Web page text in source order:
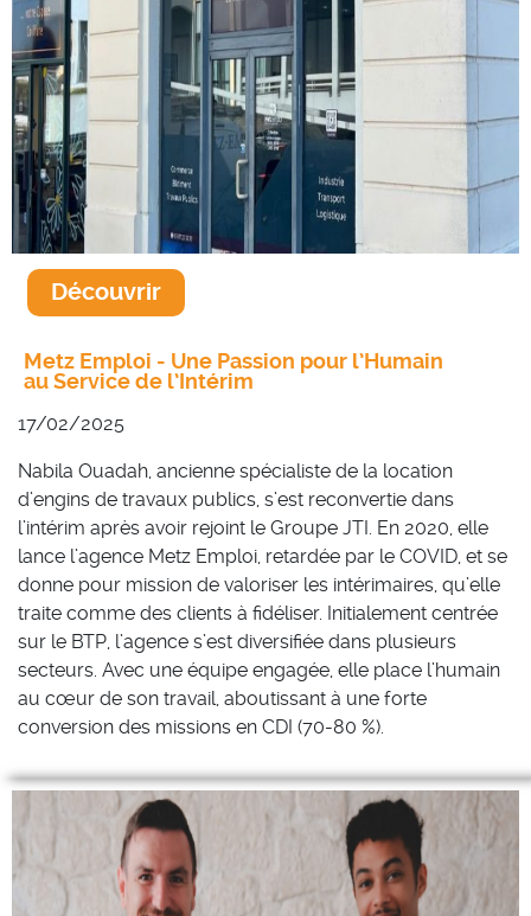
Découvrir
Metz Emploi - Une Passion pour l’Humain
au Service de l’Intérim
17/02/2025
Nabila Ouadah, ancienne spécialiste de la location
d’engins de travaux publics, s’est reconvertie dans
l’intérim après avoir rejoint le Groupe JTI. En 2020, elle
lance l’agence Metz Emploi, retardée par le COVID, et se
donne pour mission de valoriser les intérimaires, qu’elle
traite comme des clients à fidéliser. Initialement centrée
sur le BTP, l’agence s’est diversifiée dans plusieurs
secteurs. Avec une équipe engagée, elle place l’humain
au cœur de son travail, aboutissant à une forte
conversion des missions en CDI (70-80 %).